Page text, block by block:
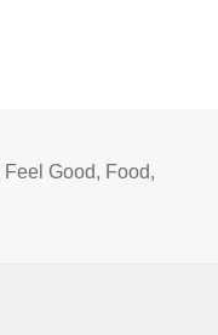
Feel Good, Food,